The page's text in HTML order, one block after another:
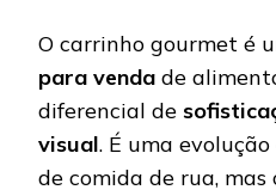
O carrinho gourmet é
para venda de
diferencial de
visual. É uma
de comida de rua,